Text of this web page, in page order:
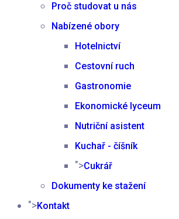
Proč studovat u nás
Nabízené obory
Hotelnictví
Cestovní ruch
Gastronomie
Ekonomické lyceum
Nutriční asistent
Kuchař - číšník
">Cukrář
Dokumenty ke stažení
">Kontakt